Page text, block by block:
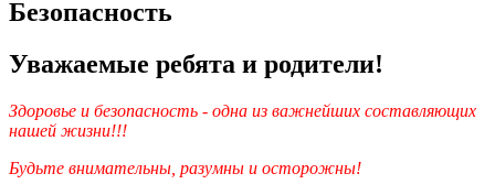
Безопасность
Уважаемые ребята и родители!
Здоровье и безопасность - одна из важнейших составляющих
нашей жизни!!!
Будьте внимательны, разумны и осторожны!